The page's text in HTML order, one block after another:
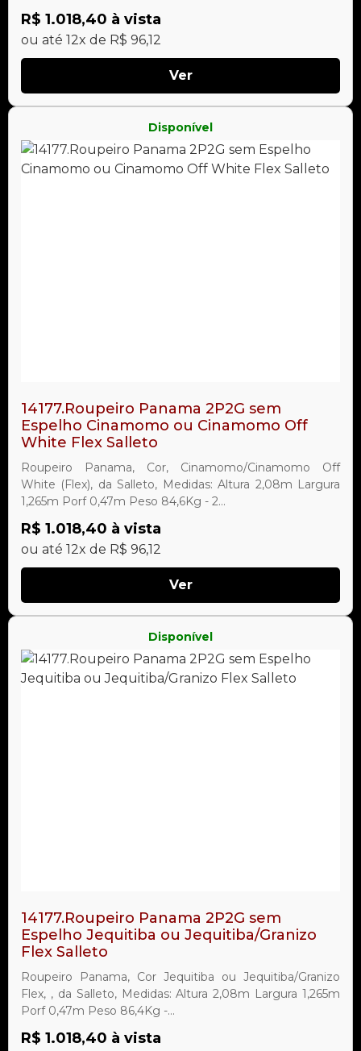
R$ 1.018,40 à vista
ou até 12x de R$ 96,12
Ver
Disponível
14177.Roupeiro Panama 2P2G sem
Espelho Cinamomo ou Cinamomo Off
White Flex Salleto
Roupeiro Panama, Cor, Cinamomo/Cinamomo Off
White (Flex), da Salleto, Medidas: Altura 2,08m Largura
1,265m Porf 0,47m Peso 84,6Kg - 2...
R$ 1.018,40 à vista
ou até 12x de R$ 96,12
Ver
Disponível
14177.Roupeiro Panama 2P2G sem
Espelho Jequitiba ou Jequitiba/Granizo
Flex Salleto
Roupeiro Panama, Cor Jequitiba ou Jequitiba/Granizo
Flex, , da Salleto, Medidas: Altura 2,08m Largura 1,265m
Porf 0,47m Peso 86,4Kg -...
R$ 1.018,40 à vista